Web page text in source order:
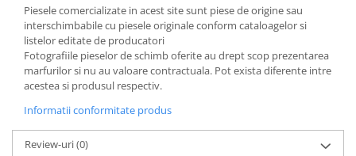
Piesele comercializate in acest site sunt piese de origine sau
interschimbabile cu piesele originale conform cataloagelor si
listelor editate de producatori
Fotografiile pieselor de schimb oferite au drept scop prezentarea
marfurilor si nu au valoare contractuala. Pot exista diferente intre
acestea si produsul respectiv.
Informatii conformitate produs
Review-uri(0)